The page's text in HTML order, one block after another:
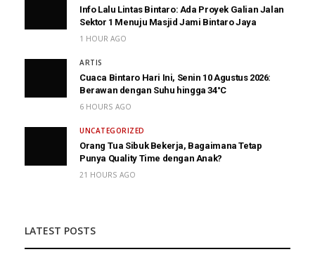
Info Lalu Lintas Bintaro: Ada Proyek Galian Jalan
Sektor 1 Menuju Masjid Jami Bintaro Jaya
1 HOUR AGO
ARTIS
Cuaca Bintaro Hari Ini, Senin 10 Agustus 2026:
Berawan dengan Suhu hingga 34°C
6 HOURS AGO
UNCATEGORIZED
Orang Tua Sibuk Bekerja, Bagaimana Tetap
Punya Quality Time dengan Anak?
21 HOURS AGO
LATEST POSTS